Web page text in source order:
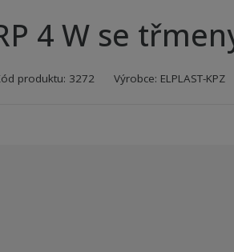
4 W se
produktu: 3272 Kód výrobce:
Kód dodavatele:
Výrobce: ELPLAST-KPZ